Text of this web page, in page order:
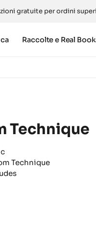
gratuite per ordini
Raccolte e Real
Technique
Technique